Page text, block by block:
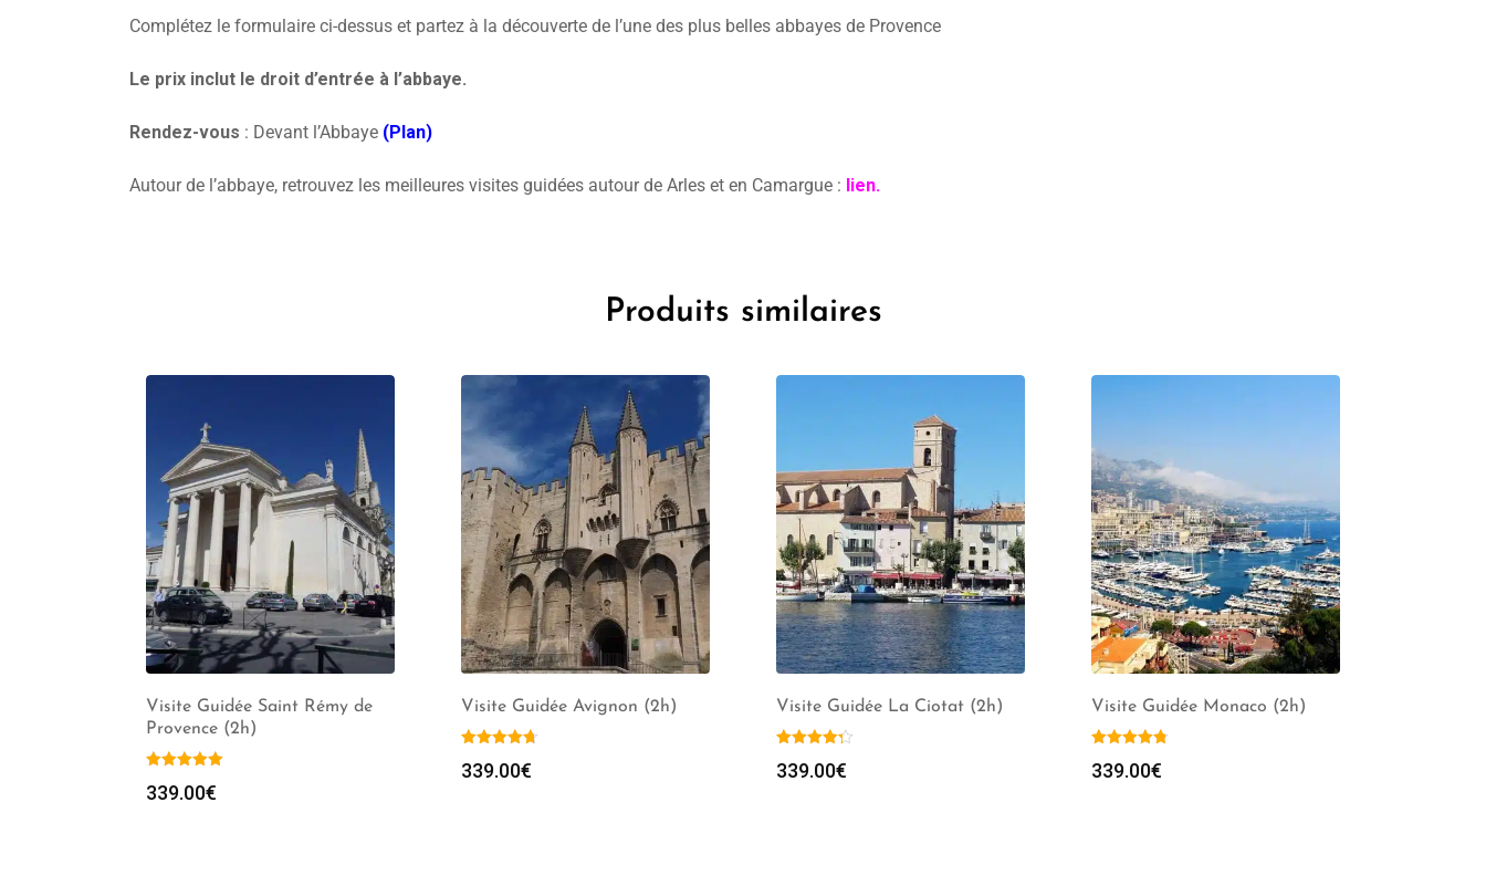
Complétez le formulaire ci-dessus et partez à la découverte de l’une des plus belles abbayes de Provence
Le prix inclut le droit d’entrée à l’abbaye.
Rendez-vous : Devant l’Abbaye (Plan)
Autour de l’abbaye, retrouvez les meilleures visites guidées autour de Arles et en Camargue : lien.
Produits similaires
Visite Guidée Saint Rémy de
Provence (2h)
339.00€
Visite Guidée Avignon (2h)
339.00€
Visite Guidée La Ciotat (2h)
339.00€
Visite Guidée Monaco (2h)
339.00€